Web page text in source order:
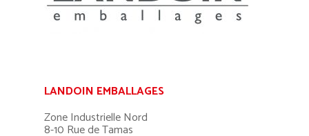
LANDOIN EMBALLAGES
Zone Industrielle Nord
8-10 Rue de Tamas